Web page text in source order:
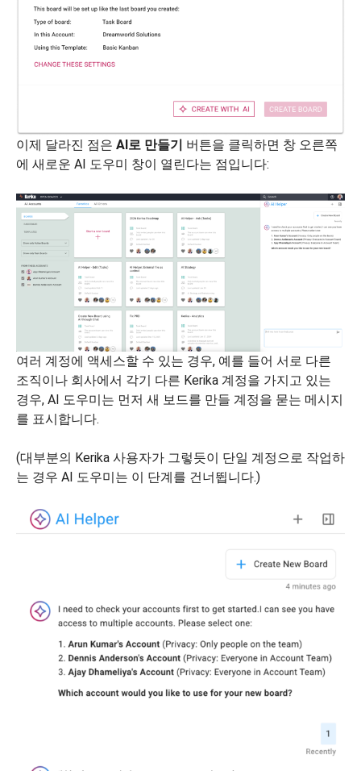
이제 달라진 점은 AI로 만들기 버튼을 클릭하면 창 오른쪽
에 새로운 AI 도우미 창이 열린다는 점입니다:
여러 계정에 액세스할 수 있는 경우, 예를 들어 서로 다른
조직이나 회사에서 각기 다른 Kerika 계정을 가지고 있는
경우, AI 도우미는 먼저 새 보드를 만들 계정을 묻는 메시지
를 표시합니다.
(대부분의 Kerika 사용자가 그렇듯이 단일 계정으로 작업하
는 경우 AI 도우미는 이 단계를 건너뜁니다.)